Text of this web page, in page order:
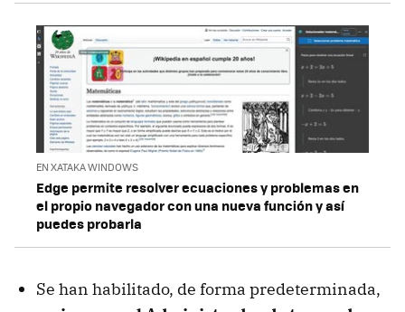
EN XATAKA WINDOWS
Edge permite resolver ecuaciones y problemas en
el propio navegador con una nueva función y así
puedes probarla
Se han habilitado, de forma predeterminada,